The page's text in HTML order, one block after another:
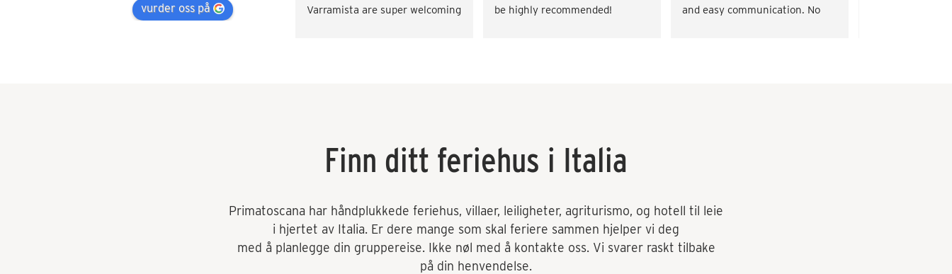
vurder oss på
Varramista are super welcoming
back.
be highly recommended!
and easy communication. No
Finn ditt feriehus i Italia
Primatoscana har håndplukkede feriehus, villaer, leiligheter, agriturismo, og hotell til leie
i hjertet av Italia. Er dere mange som skal feriere sammen hjelper vi deg
med å planlegge din gruppereise. Ikke nøl med å kontakte oss. Vi svarer raskt tilbake
på din henvendelse.